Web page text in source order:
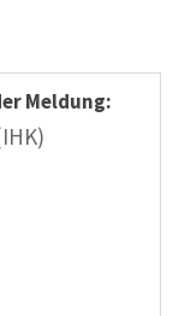
Meldung: